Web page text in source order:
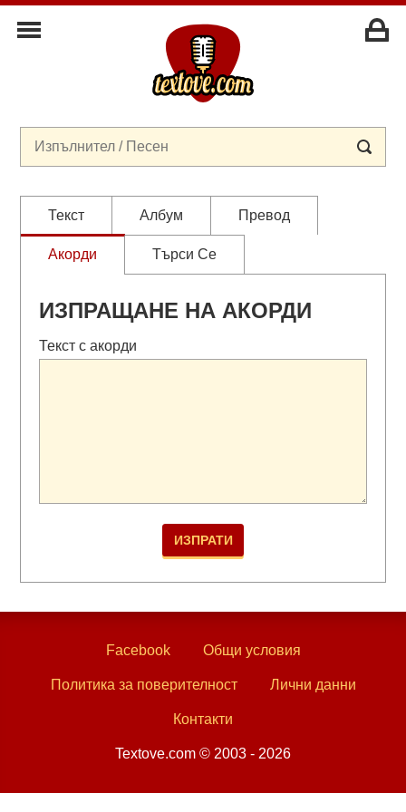
Текст Албум Превод
Акорди Търси Се
ИЗПРАЩАНЕ НА АКОРДИ
Текст с акорди
Facebook Общи условия
Политика за поверителност Лични данни
Контакти
Textove.com © 2003 - 2026